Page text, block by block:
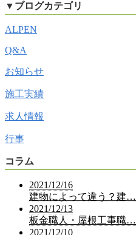
▼ ブログカテゴリ
ALPEN
Q&A
お知らせ
施工実績
求人情報
行事
コラム
2021/12/16
建物によって違う？建…
2021/12/13
板金職人・屋根工事職…
2021/12/10